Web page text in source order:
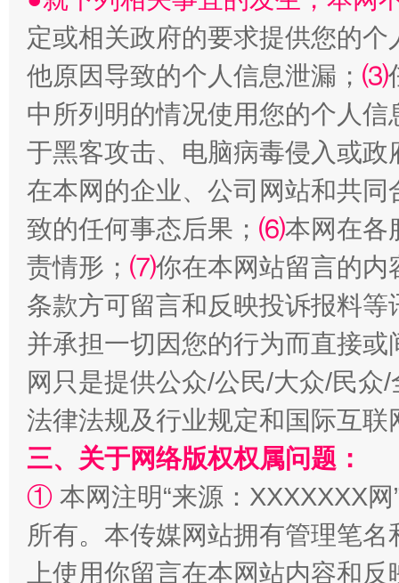
受贿1.44亿！段成刚被判无期 从幼
全民健身五年计划来了！等你上场
阿坝州三大球赛在茂县开幕 规模
定或相关政府的要求提供您的个
他原因导致的个人信息泄漏； ⑶
中所列明的情况使用您的个人
于黑客攻击、电脑病毒侵入或
在本网的企业、公司网站和共
致的任何事态后果； ⑹本网在各
责情形； ⑺你在本网站留言的内
条款方可留言和反映投诉报料
并承担一切因您的行为而直接
网只是提供公众/公民/大众/民
法律法规及行业规定和国际互
三、关于网络版权权属问题：
① 本网注明“来源：XXXXXXX
所有。本传媒网站拥有管理笔
上使用你留言在本网站内容和